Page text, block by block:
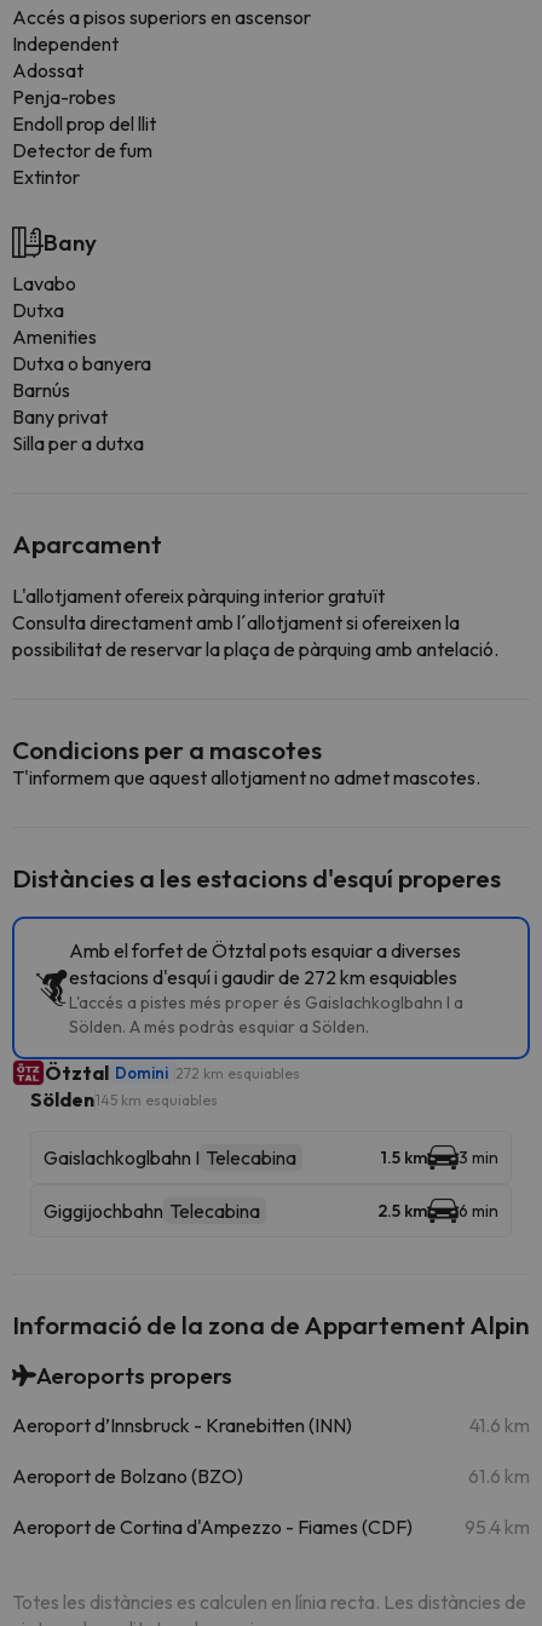
Accés a pisos superiors en ascensor
Independent
Adossat
Penja-robes
Endoll prop del llit
Detector de fum
Extintor
Bany
Lavabo
Dutxa
Amenities
Dutxa o banyera
Barnús
Bany privat
Silla per a dutxa
Aparcament
L'allotjament ofereix pàrquing interior gratuït
Consulta directament amb l´allotjament si ofereixen la
possibilitat de reservar la plaça de pàrquing amb antelació.
Condicions per a mascotes
T'informem que aquest allotjament no admet mascotes.
Distàncies a les estacions d'esquí properes
Amb el forfet de Ötztal pots esquiar a diverses
estacions d'esquí i gaudir de 272 km esquiables
L'accés a pistes més proper és Gaislachkoglbahn I a
Sölden. A més podràs esquiar a Sölden.
Ötztal Domini 272 km esquiables
Sölden145 km esquiables
Gaislachkoglbahn I Telecabina 1.5 km 3 min
Giggijochbahn Telecabina 2.5 km 6 min
Informació de la zona de Appartement Alpin
Aeroports propers
Aeroport d’Innsbruck - Kranebitten (INN) 41.6 km
Aeroport de Bolzano (BZO) 61.6 km
Aeroport de Cortina d'Ampezzo - Fiames (CDF) 95.4 km
Totes les distàncies es calculen en línia recta. Les distàncies de